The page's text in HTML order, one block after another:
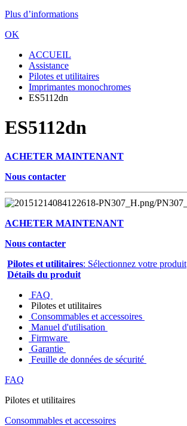
Plus d’informations
OK
ACCUEIL
Assistance
Pilotes et utilitaires
Imprimantes monochromes
ES5112dn
ES5112dn
ACHETER MAINTENANT
Nous contacter
ACHETER MAINTENANT
Nous contacter
Pilotes et utilitaires: Sélectionnez votre produit
Détails du produit
FAQ
Pilotes et utilitaires
Consommables et accessoires
Manuel d'utilisation
Firmware
Garantie
Feuille de données de sécurité
FAQ
Pilotes et utilitaires
Consommables et accessoires